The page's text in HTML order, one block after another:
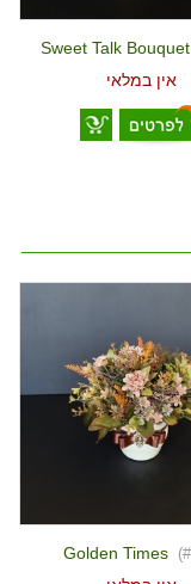
Sweet Talk Bouquet
אין במלאי
Golden Times